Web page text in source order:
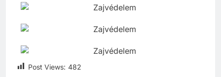
Post Views: 482